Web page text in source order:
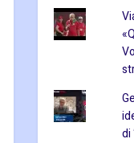
di